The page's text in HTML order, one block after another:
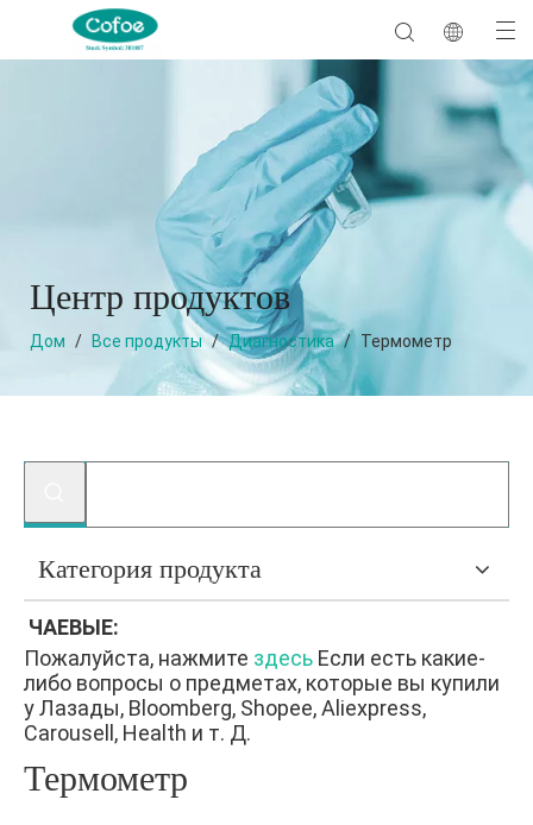
Центр продуктов
Дом / Все продукты / Диагностика / Термометр
Категория продукта
ЧАЕВЫЕ:
Пожалуйста, нажмите здесь Если есть какие-
либо вопросы о предметах, которые вы купили
у Лазады, Bloomberg, Shopee, Aliexpress,
Carousell, Health и т. Д.
Термометр